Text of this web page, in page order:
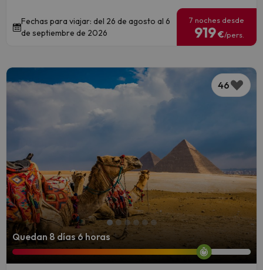
Fechas para viajar: del 26 de agosto al 6
de septiembre de 2026
7 noches desde
919€/pers.
46
Quedan 8 días 6 horas